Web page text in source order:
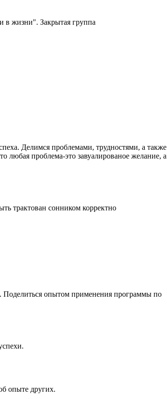
в жизни". Закрытая группа
Делимся проблемами, трудностями, а также
любая проблема-это завуалированое желание, а
трактован сонником корректно
Поделиться опытом применения программы по
опыте других.